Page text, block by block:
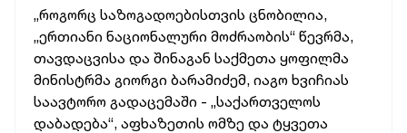
„როგორც საზოგადოებისთვის ცნობილია,
„ერთიანი ნაციონალური მოძრაობის“ წევრმა,
თავდაცვისა და შინაგან საქმეთა ყოფილმა
მინისტრმა გიორგი ბარამიძემ, იაგო ხვიჩიას
საავტორო გადაცემაში - „საქართველოს
დაბადება“, აფხაზეთის ომზე და ტყვეთა